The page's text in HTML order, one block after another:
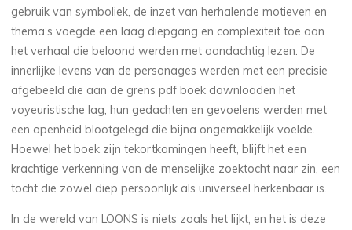
gebruik van symboliek, de inzet van herhalende motieven en
thema’s voegde een laag diepgang en complexiteit toe aan
het verhaal die beloond werden met aandachtig lezen. De
innerlijke levens van de personages werden met een precisie
afgebeeld die aan de grens pdf boek downloaden het
voyeuristische lag, hun gedachten en gevoelens werden met
een openheid blootgelegd die bijna ongemakkelijk voelde.
Hoewel het boek zijn tekortkomingen heeft, blijft het een
krachtige verkenning van de menselijke zoektocht naar zin, een
tocht die zowel diep persoonlijk als universeel herkenbaar is.
In de wereld van LOONS is niets zoals het lijkt, en het is deze